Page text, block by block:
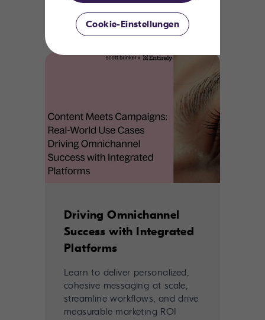
Driving Omnichannel
Success with Integrated
Platforms
Learn to deliver personalized,
cohesive messaging at scale,
streamline workflows, and drive
measurable marketing ROI
Cookie-Einstellungen